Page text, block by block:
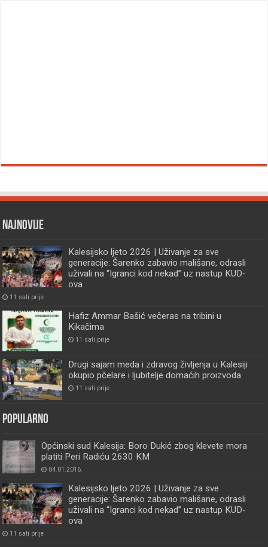
Najnovije
Kalesijsko ljeto 2026 | Uživanje za sve
generacije: Šarenko zabavio mališane, odrasli
uživali na “Igranci kod nekad” uz nastup KUD-
ova
11 sati prije
Hafiz Ammar Bašić večeras na tribini u
Kikačima
11 sati prije
Drugi sajam meda i zdravog življenja u Kalesiji
okupio pčelare i ljubitelje domaćih proizvoda
11 sati prije
Popularno
Općinski sud Kalesija: Boro Dukić zbog klevete mora
platiti Peri Radiću 2630 KM
04.01.2016.
Kalesijsko ljeto 2026 | Uživanje za sve
generacije: Šarenko zabavio mališane, odrasli
uživali na “Igranci kod nekad” uz nastup KUD-
ova
11 sati prije